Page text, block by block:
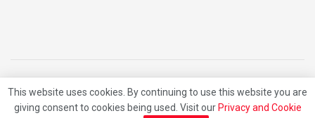
About Advertise Privacy Policy Contact Us
This website uses cookies. By continuing to use this website you are
giving consent to cookies being used. Visit our Privacy and Cookie